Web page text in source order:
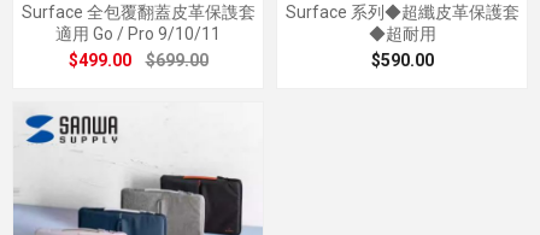
Surface 全包覆翻蓋皮革保謢套
適用 Go / Pro 9/10/11
$499.00
$699.00
Surface 系列◆超纖皮革保護套
◆超耐用
$590.00